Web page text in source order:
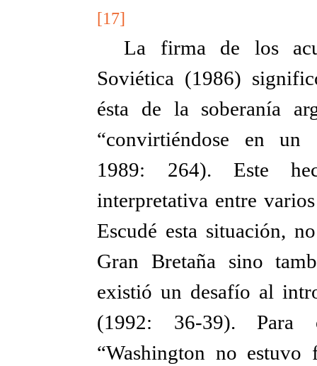
[17]
La firma de los
Soviética (1986)
ésta de la soberanía
“convirtiéndose en un
1989: 264). Este
interpretativa entre
Escudé esta situación,
Gran Bretaña sino
existió un desafío al
(1992: 36-39). Para
“Washington no estuvo